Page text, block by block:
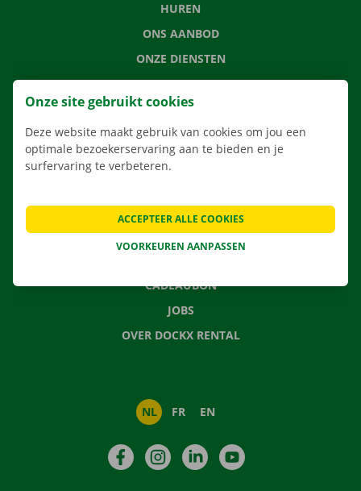
HUREN
ONS AANBOD
ONZE DIENSTEN
LOCATIES
APP
VERHUISOPLOSSINGEN
CONTACTEER ONS
VEELGESTELDE VRAGEN
CADEAUBON
JOBS
OVER DOCKX RENTAL
NL FR EN
FacebookInstagramLinkedIn
Onze site gebruikt cookies
Deze website maakt gebruik van cookies om jou een
optimale bezoekerservaring aan te bieden en je
surfervaring te verbeteren.
VOORKEUREN AANPASSEN
ACCEPTEER ALLE COOKIES